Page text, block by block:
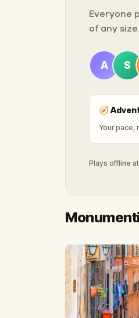
Everyone
of any
A S
🧭
Your pace,
Plays offline